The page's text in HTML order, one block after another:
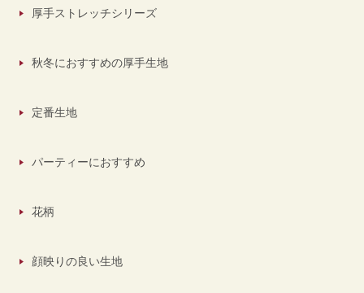
厚手ストレッチシリーズ
秋冬におすすめの厚手生地
定番生地
パーティーにおすすめ
花柄
顔映りの良い生地